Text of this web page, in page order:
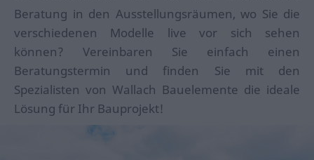
Beratung in den Ausstellungsräumen, wo Sie die
verschiedenen Modelle live vor sich sehen
können? Vereinbaren Sie einfach einen
Beratungstermin und finden Sie mit den
Spezialisten von Wallach Bauelemente die ideale
Lösung für Ihr Bauprojekt!